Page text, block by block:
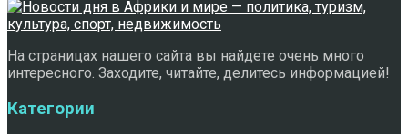
На страницах нашего сайта вы найдете очень много
интересного. Заходите, читайте, делитесь информацией!
Категории